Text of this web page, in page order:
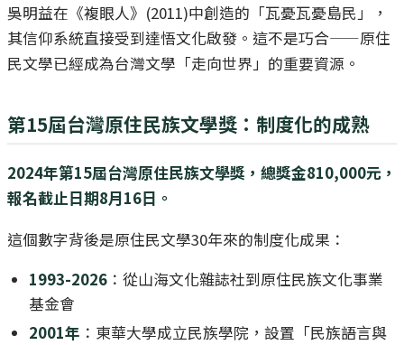
吳明益在《複眼人》(2011)中創造的「瓦憂瓦憂島民」，
其信仰系統直接受到達悟文化啟發。這不是巧合——原住
民文學已經成為台灣文學「走向世界」的重要資源。
第15屆台灣原住民族文學獎：制度化的成熟
2024年第15屆台灣原住民族文學獎，總獎金810,000元，
報名截止日期8月16日。
這個數字背後是原住民文學30年來的制度化成果：
1993-2026 ：從山海文化雜誌社到原住民族文化事業
基金會
2001年 ：東華大學成立民族學院，設置「民族語言與